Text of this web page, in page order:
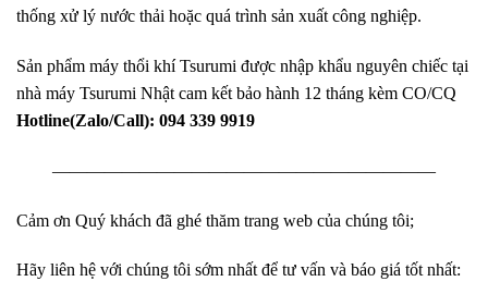
thống xử lý nước thải hoặc quá trình sản xuất công nghiệp.
Sản phẩm máy thổi khí Tsurumi được nhập khẩu nguyên chiếc tại
nhà máy Tsurumi Nhật cam kết bảo hành 12 tháng kèm CO/CQ
Hotline(Zalo/Call): 094 339 9919
——————————————————————
Cảm ơn Quý khách đã ghé thăm trang web của chúng tôi;
Hãy liên hệ với chúng tôi sớm nhất để tư vấn và báo giá tốt nhất: